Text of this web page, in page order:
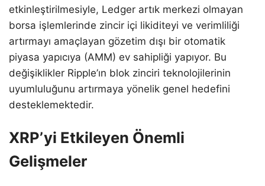
etkinleştirilmesiyle, Ledger artık merkezi olmayan
borsa işlemlerinde zincir içi likiditeyi ve verimliliği
artırmayı amaçlayan gözetim dışı bir otomatik
piyasa yapıcıya (AMM) ev sahipliği yapıyor. Bu
değişiklikler Ripple’ın blok zinciri teknolojilerinin
uyumluluğunu artırmaya yönelik genel hedefini
desteklemektedir.
XRP’yi Etkileyen Önemli
Gelişmeler